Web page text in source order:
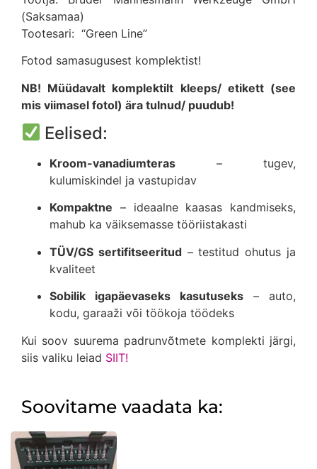
(Saksamaa)
Tootesari: “Green Line”
Fotod samasugusest komplektist!
NB! Müüdavalt komplektilt kleeps/ etikett (see
mis viimasel fotol) ära tulnud/ puudub!
Eelised:
Kroom-vanadiumteras – tugev,
kulumiskindel ja vastupidav
Kompaktne – ideaalne kaasas kandmiseks,
mahub ka väiksemasse tööriistakasti
TÜV/GS sertifitseeritud– testitud ohutus ja
kvaliteet
Sobilik igapäevaseks kasutuseks – auto,
kodu, garaaži või töökoja töödeks
Kui soov suurema padrunvõtmete komplekti järgi,
siis valiku leiad SIIT!
Soovitame vaadata ka: